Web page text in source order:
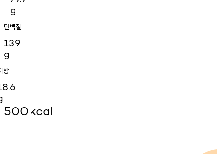
g
단백질
13.9
g
방
500kcal